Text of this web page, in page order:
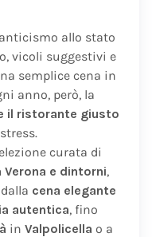
allo stato
vicoli suggestivi e
semplice cena in
anno, però, la
il ristorante giusto
curata di
e dintorni,
cena elegante
autentica, fino
in Valpolicella o a